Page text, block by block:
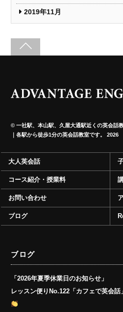
2019年11月
©一社駅、本山駅、久屋大通駅近くの英会話
｜各駅から徒歩1分の英会話教室です。
2026
大人英会話
コース紹介・授業料
お問い合わせ
ブログ
ブログ
「2026年夏季休業日のお知らせ」
レッスン便りNo.122「カフェで英会